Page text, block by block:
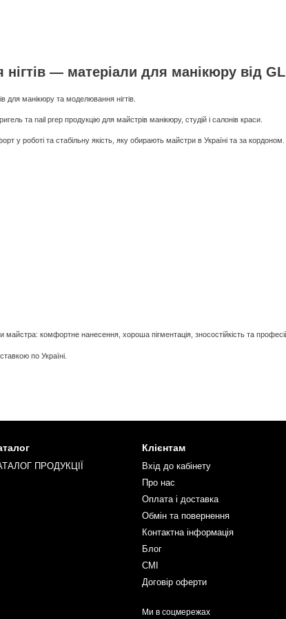
нігтів — матеріали для манікюру від
манікюру та моделювання нігтів.
та nail prep продукцію для майстрів манікюру, студій і салонів краси.
у роботі та стабільну якість, яку обирають майстри в Україні та за кордоном.
майстра: комфортне нанесення, хороша пігментація, зносостійкість та
по Україні.
ПРОДУКЦІЇ
Клієнтам
Вхід до кабінету
Про нас
Оплата і доставка
Обмін та повернення
Контактна інформація
Блог
СМІ
Договір оферти
Ми в соцмережах